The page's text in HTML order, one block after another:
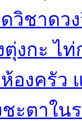
วิชาดว
งกะ ไ
องครัว
ะตาใน